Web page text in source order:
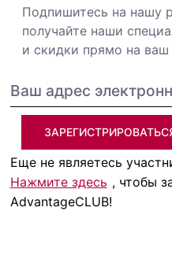
Подпишитесь на нашу
получайте наши
и скидки прямо на
Еще не являетесь
Нажмите здесь , чтобы
AdvantageCLUB!